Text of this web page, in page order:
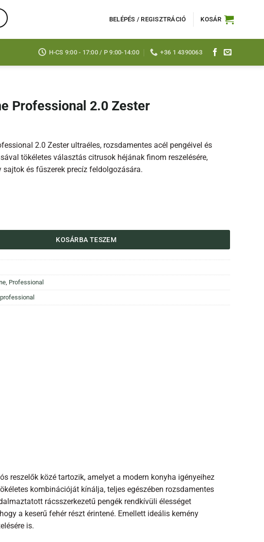
BELÉPÉS / REGISZTRÁCIÓ KOSÁR
H-CS 9:00 - 17:00 / P 9:00-14:00 +36 1 4390063
Professional 2.0 Zester
2.0 Zester ultraéles, rozsdamentes acél pengéivel és
tökéletes választás citrusok héjának finom reszelésére,
sajtok és fűszerek precíz feldolgozására.
2.0 Zester mennyiség
KOSÁRBA TESZEM
Professional
professional
reszelők közé tartozik, amelyet a modern konyha igényeihez
kombinációját kínálja, teljes egészében rozsdamentes
rácsszerkezetű pengék rendkívüli élességet
a keserű fehér részt érintené. Emellett ideális kemény
is.